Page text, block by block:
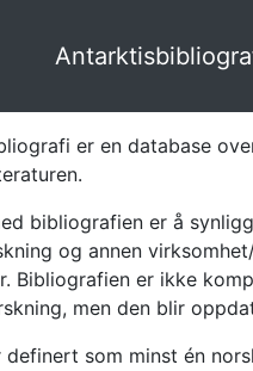
er en database
bibliografien er å
og annen
Bibliografien er ikke
men den blir
definert som minst én